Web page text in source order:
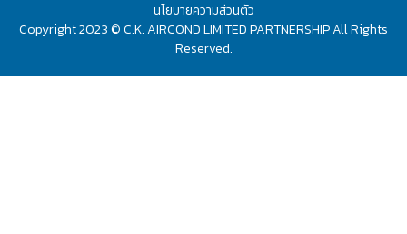
Copyright 2023 © C.K. AIRCOND LIMITED PARTNERSHIP All Rights
Reserved.
นโยบายความส่วนตัว